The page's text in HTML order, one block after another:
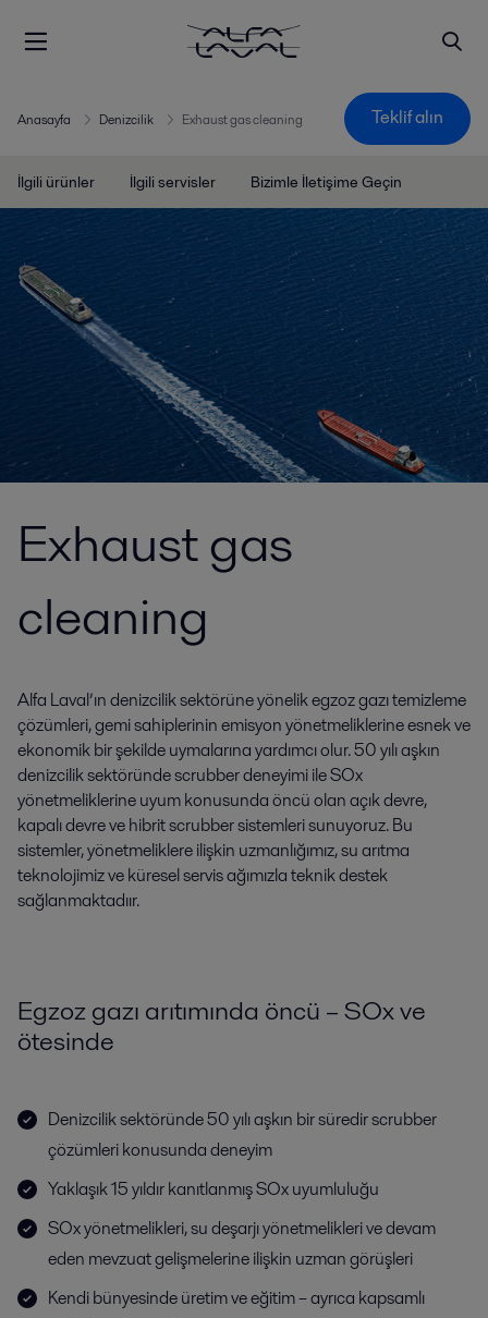
Anasayfa Denizcilik Exhaust gas cleaning Teklif alın
İlgili ürünler İlgili servisler Bizimle İletişime Geçin
Exhaust gas
cleaning
Alfa Laval’ın denizcilik sektörüne yönelik egzoz gazı temizleme
çözümleri, gemi sahiplerinin emisyon yönetmeliklerine esnek ve
ekonomik bir şekilde uymalarına yardımcı olur. 50 yılı aşkın
denizcilik sektöründe scrubber deneyimi ile SOx
yönetmeliklerine uyum konusunda öncü olan açık devre,
kapalı devre ve hibrit scrubber sistemleri sunuyoruz. Bu
sistemler, yönetmeliklere ilişkin uzmanlığımız, su arıtma
teknolojimiz ve küresel servis ağımızla teknik destek
sağlanmaktadıır.
Egzoz gazı arıtımında öncü – SOx ve
ötesinde
Denizcilik sektöründe 50 yılı aşkın bir süredir scrubber
çözümleri konusunda deneyim
Yaklaşık 15 yıldır kanıtlanmış SOx uyumluluğu
SOx yönetmelikleri, su deşarjı yönetmelikleri ve devam
eden mevzuat gelişmelerine ilişkin uzman görüşleri
Kendi bünyesinde üretim ve eğitim – ayrıca kapsamlı